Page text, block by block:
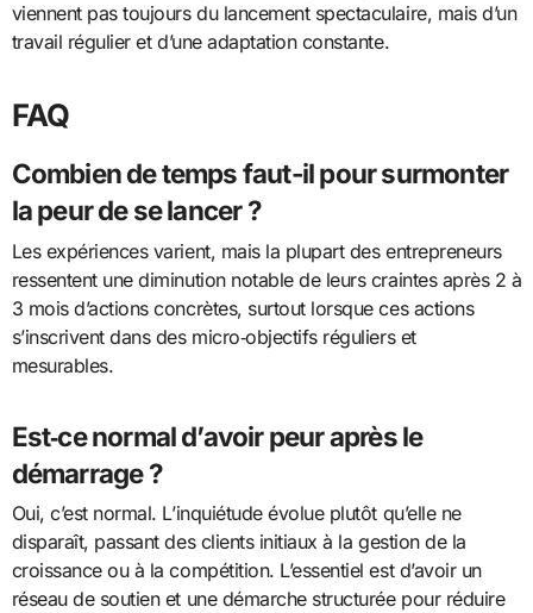
viennent pas toujours du lancement spectaculaire, mais d’un
travail régulier et d’une adaptation constante.
FAQ
Combien de temps faut-il pour surmonter
la peur de se lancer ?
Les expériences varient, mais la plupart des entrepreneurs
ressentent une diminution notable de leurs craintes après 2 à
3 mois d’actions concrètes, surtout lorsque ces actions
s’inscrivent dans des micro‑objectifs réguliers et
mesurables.
Est‑ce normal d’avoir peur après le
démarrage ?
Oui, c’est normal. L’inquiétude évolue plutôt qu’elle ne
disparaît, passant des clients initiaux à la gestion de la
croissance ou à la compétition. L’essentiel est d’avoir un
réseau de soutien et une démarche structurée pour réduire